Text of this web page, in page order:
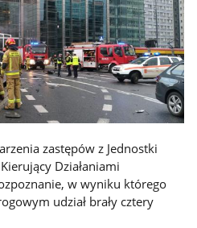
zastępów z Jednostki
Działaniami
w wyniku którego
udział brały cztery